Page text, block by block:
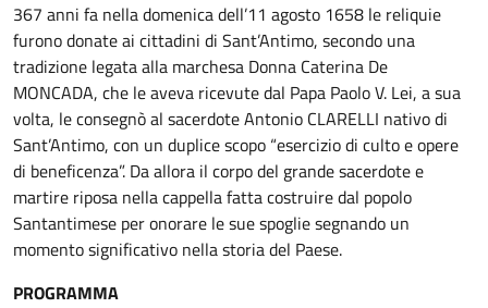
367 anni fa nella domenica dell’11 agosto 1658 le reliquie
furono donate ai cittadini di Sant’Antimo, secondo una
tradizione legata alla marchesa Donna Caterina De
MONCADA, che le aveva ricevute dal Papa Paolo V. Lei, a sua
volta, le consegnò al sacerdote Antonio CLARELLI nativo di
Sant’Antimo, con un duplice scopo “esercizio di culto e opere
di beneficenza”. Da allora il corpo del grande sacerdote e
martire riposa nella cappella fatta costruire dal popolo
Santantimese per onorare le sue spoglie segnando un
momento significativo nella storia del Paese.
PROGRAMMA